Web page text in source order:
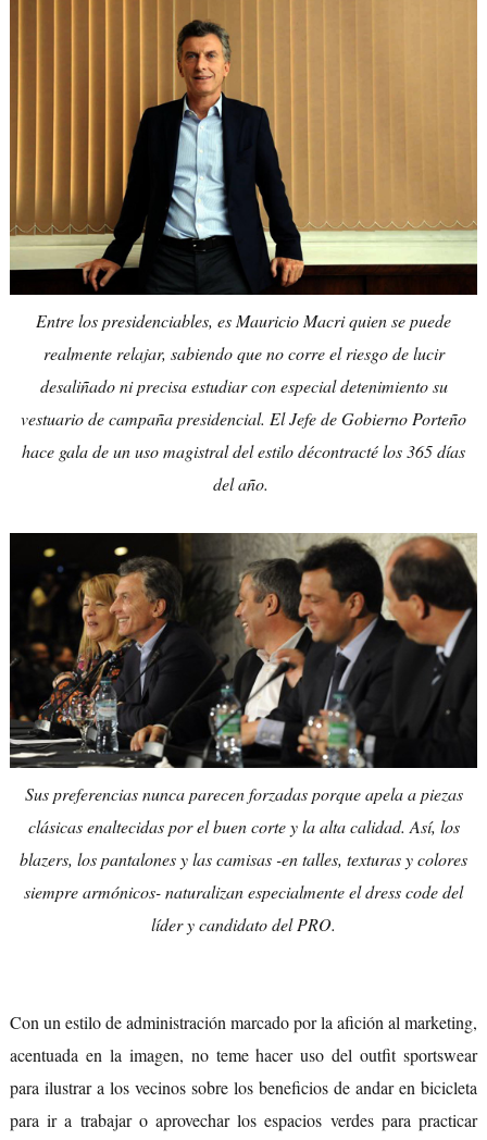
Entre los presidenciables, es Mauricio Macri quien se puede
realmente relajar, sabiendo que no corre el riesgo de lucir
desaliñado ni precisa estudiar con especial detenimiento su
vestuario de campaña presidencial. El Jefe de Gobierno Porteño
hace gala de un uso magistral del estilo décontracté los 365 días
del año.
Sus preferencias nunca parecen forzadas porque apela a piezas
clásicas enaltecidas por el buen corte y la alta calidad. Así, los
blazers, los pantalones y las camisas -en talles, texturas y colores
siempre armónicos- naturalizan especialmente el dress code del
líder y candidato del PRO.
Con un estilo de administración marcado por la afición al marketing,
acentuada en la imagen, no teme hacer uso del outfit sportswear
para ilustrar a los vecinos sobre los beneficios de andar en bicicleta
para ir a trabajar o aprovechar los espacios verdes para practicar